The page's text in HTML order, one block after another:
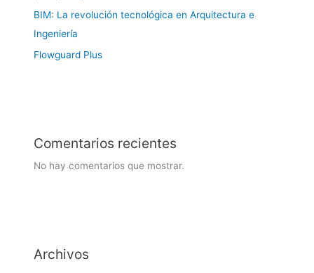
BIM: La revolución tecnológica en Arquitectura e
Ingeniería
Flowguard Plus
Comentarios recientes
No hay comentarios que mostrar.
Archivos